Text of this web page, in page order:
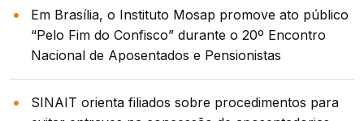
Em Brasília, o Instituto Mosap promove ato público
“Pelo Fim do Confisco” durante o 20º Encontro
Nacional de Aposentados e Pensionistas
SINAIT orienta filiados sobre procedimentos para